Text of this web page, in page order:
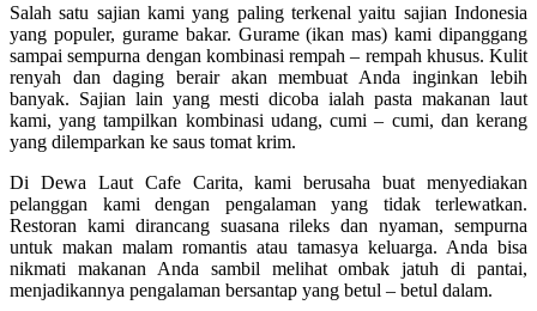
Salah satu sajian kami yang paling terkenal yaitu sajian Indonesia
yang populer, gurame bakar. Gurame (ikan mas) kami dipanggang
sampai sempurna dengan kombinasi rempah – rempah khusus. Kulit
renyah dan daging berair akan membuat Anda inginkan lebih
banyak. Sajian lain yang mesti dicoba ialah pasta makanan laut
kami, yang tampilkan kombinasi udang, cumi – cumi, dan kerang
yang dilemparkan ke saus tomat krim.
Di Dewa Laut Cafe Carita, kami berusaha buat menyediakan
pelanggan kami dengan pengalaman yang tidak terlewatkan.
Restoran kami dirancang suasana rileks dan nyaman, sempurna
untuk makan malam romantis atau tamasya keluarga. Anda bisa
nikmati makanan Anda sambil melihat ombak jatuh di pantai,
menjadikannya pengalaman bersantap yang betul – betul dalam.